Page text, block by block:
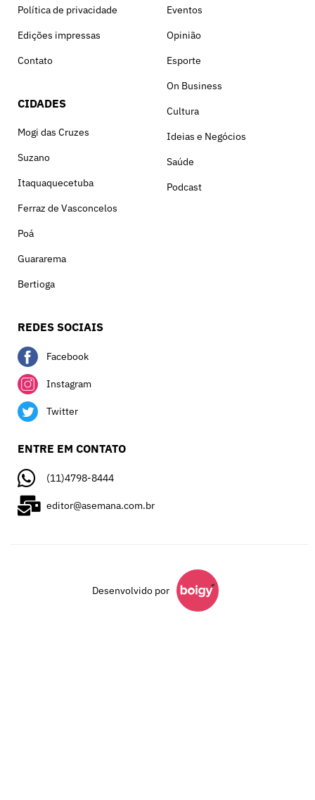
Política de privacidade
Edições impressas
Contato
CIDADES
Mogi das Cruzes
Suzano
Itaquaquecetuba
Ferraz de Vasconcelos
Poá
Guararema
Bertioga
Eventos
Opinião
Esporte
On Business
Cultura
Ideias e Negócios
Saúde
Podcast
REDES SOCIAIS
Facebook
Instagram
Twitter
ENTRE EM CONTATO
(11)4798-8444
editor@asemana.com.br
Desenvolvido por